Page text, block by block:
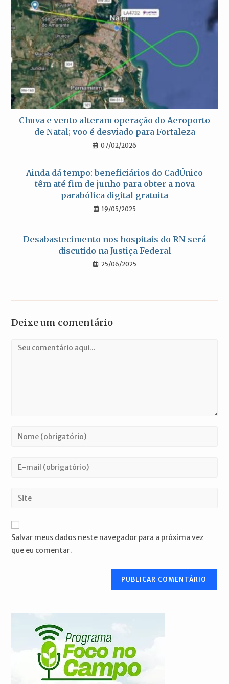
Chuva e vento alteram operação do Aeroporto
de Natal; voo é desviado para Fortaleza
07/02/2026
Ainda dá tempo: beneficiários do CadÚnico
têm até fim de junho para obter a nova
parabólica digital gratuita
19/05/2025
Desabastecimento nos hospitais do RN será
discutido na Justiça Federal
25/06/2025
Deixe um comentário
Comentário
Digite
ou
de
para
comentar
Digite
de
mail
para
comentar
Digite
URL
do
site
Salvar meus dados neste navegador para a próxima vez
que eu comentar.